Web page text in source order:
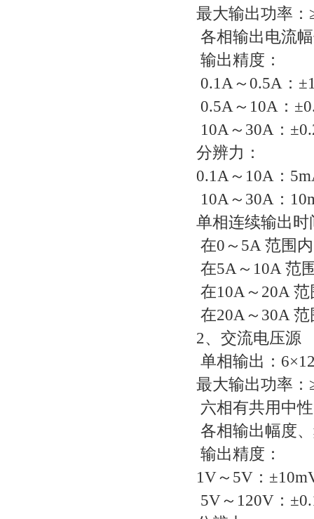
最大输出功率：
各相输出电流
输出精度：
0.1A～0.5A：
0.5A～10A：
10A～30A：
分辨力：
0.1A～10A：
10A～30A：
单相连续输出时
在0～5A 范围
在5A～10A 范
在10A～20A
在20A～30A
2、交流电压源
单相输出：
最大输出功率：
六相有共用中
各相输出幅度
输出精度：
1V～5V：
5V～120V：